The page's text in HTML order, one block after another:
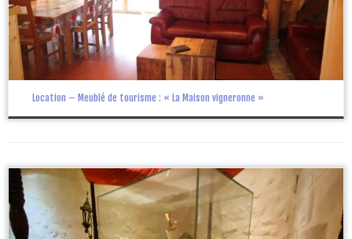
Location – Meublé de tourisme : « La Maison vigneronne »